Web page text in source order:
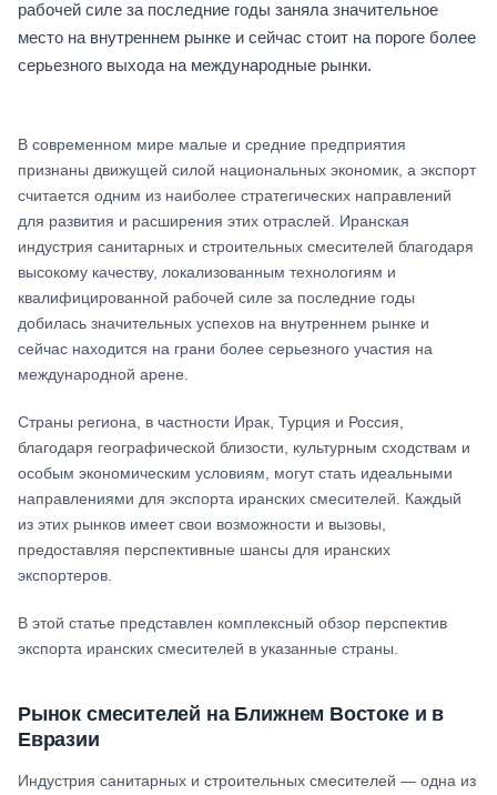
рабочей силе за последние годы заняла значительное
место на внутреннем рынке и сейчас стоит на пороге более
серьезного выхода на международные рынки.
В современном мире малые и средние предприятия
признаны движущей силой национальных экономик, а экспорт
считается одним из наиболее стратегических направлений
для развития и расширения этих отраслей. Иранская
индустрия санитарных и строительных смесителей благодаря
высокому качеству, локализованным технологиям и
квалифицированной рабочей силе за последние годы
добилась значительных успехов на внутреннем рынке и
сейчас находится на грани более серьезного участия на
международной арене.
Страны региона, в частности Ирак, Турция и Россия,
благодаря географической близости, культурным сходствам и
особым экономическим условиям, могут стать идеальными
направлениями для экспорта иранских смесителей. Каждый
из этих рынков имеет свои возможности и вызовы,
предоставляя перспективные шансы для иранских
экспортеров.
В этой статье представлен комплексный обзор перспектив
экспорта иранских смесителей в указанные страны.
Рынок смесителей на Ближнем Востоке и в
Евразии
Индустрия санитарных и строительных смесителей — одна из